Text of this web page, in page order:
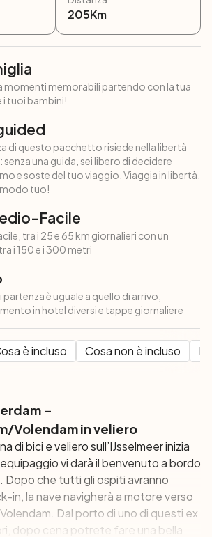
205Km
momenti memorabili partendo con la tua
i tuoi bambini!
di questo pacchetto risiede nella libertà
una guida, sei libero di decidere
e soste del tuo viaggio. Viaggia in libertà,
tuo!
Facile
tra i 25 e 65 km giornalieri con un
i 150 e i 300 metri
partenza è uguale a quello di arrivo,
in hotel diversi e tappe giornaliere
è incluso Cosa non è incluso
–
Volendam in veliero
di bici e veliero sull’IJsselmeer inizia
vi darà il benvenuto a bordo
Dopo che tutti gli ospiti avranno
in, la nave navigherà a motore verso
Dal porto di uno di questi ex
dopo cena potrete fare una bella